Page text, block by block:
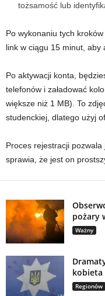
tożsamość lub
Po wykonaniu tych
link w ciągu 15 minut, aby
Po aktywacji konta,
telefonów i załadować
większe niż 1 MB). To
studenckiej, dlatego użyj
Proces rejestracji pozwala
sprawia, że jest on
pożary
Ważny
kobieta
Regionów